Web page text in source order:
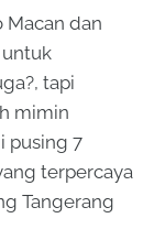
Macan dan
untuk
tapi
mimin
pusing 7
terpercaya
Tangerang